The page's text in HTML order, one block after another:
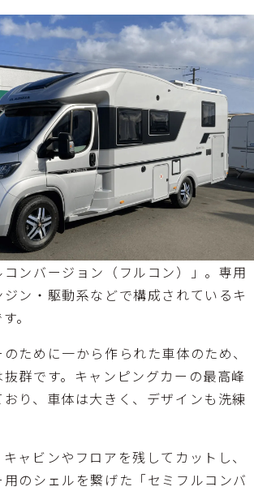
ンバージョン（フルコン）」。専用
ン・駆動系などで構成されているキ
。
ために一から作られた車体のため、
群です。キャンピングカーの最高峰
り、車体は大きく、デザインも洗練
ャビンやフロアを残してカットし、
のシェルを繋げた「セミフルコンバ